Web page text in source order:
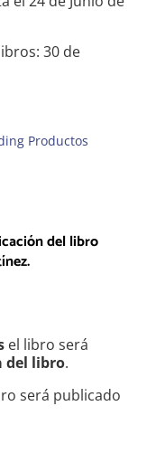
30 de
Productos
del libro
el libro será
del libro.
será publicado